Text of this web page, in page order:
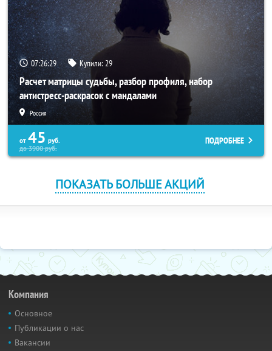
07:26:28 Купили:29
Расчет матрицы судьбы, разбор профиля, набор
антистресс-раскрасок с мандалами
Россия
от 45 руб.
до3900руб.
ПОДРОБНЕЕ
ПОКАЗАТЬ БОЛЬШЕ АКЦИЙ
Компания
Основное
Публикации о нас
Вакансии